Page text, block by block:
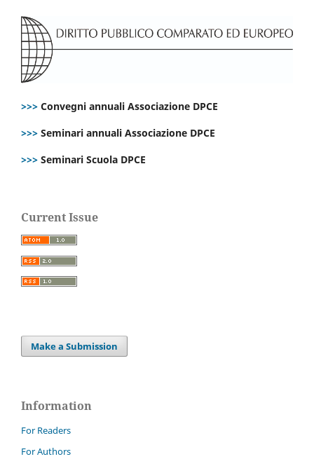
>>> Convegni annuali Associazione DPCE
>>> Seminari annuali Associazione DPCE
>>> Seminari Scuola DPCE
Current Issue
Make a Submission
Information
For Readers
For Authors